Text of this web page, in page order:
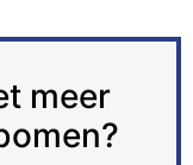
meer